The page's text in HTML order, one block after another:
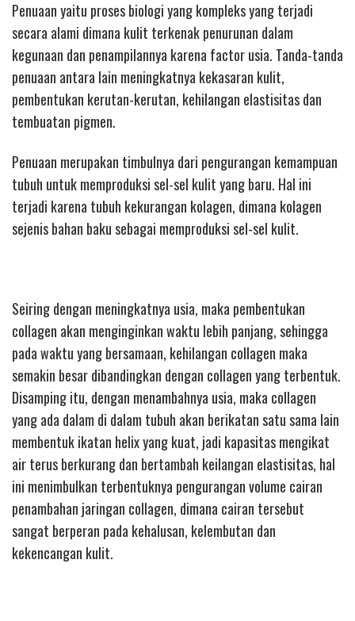
Penuaan yaitu proses biologi yang kompleks yang terjadi
secara alami dimana kulit terkenak penurunan dalam
kegunaan dan penampilannya karena factor usia. Tanda-tanda
penuaan antara lain meningkatnya kekasaran kulit,
pembentukan kerutan-kerutan, kehilangan elastisitas dan
tembuatan pigmen.
Penuaan merupakan timbulnya dari pengurangan kemampuan
tubuh untuk memproduksi sel-sel kulit yang baru. Hal ini
terjadi karena tubuh kekurangan kolagen, dimana kolagen
sejenis bahan baku sebagai memproduksi sel-sel kulit.
Seiring dengan meningkatnya usia, maka pembentukan
collagen akan menginginkan waktu lebih panjang, sehingga
pada waktu yang bersamaan, kehilangan collagen maka
semakin besar dibandingkan dengan collagen yang terbentuk.
Disamping itu, dengan menambahnya usia, maka collagen
yang ada dalam di dalam tubuh akan berikatan satu sama lain
membentuk ikatan helix yang kuat, jadi kapasitas mengikat
air terus berkurang dan bertambah keilangan elastisitas, hal
ini menimbulkan terbentuknya pengurangan volume cairan
penambahan jaringan collagen, dimana cairan tersebut
sangat berperan pada kehalusan, kelembutan dan
kekencangan kulit.